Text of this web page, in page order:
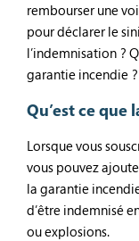
rembourser une
pour déclarer le
l’indemnisation ?
garantie incendie
Qu’est ce que
Lorsque vous
vous pouvez
la garantie
d’être indemnisé
ou explosions.